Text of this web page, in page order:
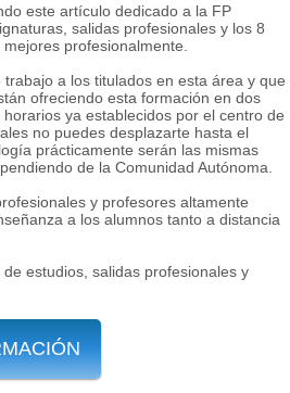
este artículo dedicado a la FP
salidas profesionales y los 8
profesionalmente.
a los titulados en esta área y que
ofreciendo esta formación en dos
ya establecidos por el centro de
no puedes desplazarte hasta el
prácticamente serán las mismas
de la Comunidad Autónoma.
y profesores altamente
a los alumnos tanto a distancia
estudios, salidas profesionales y